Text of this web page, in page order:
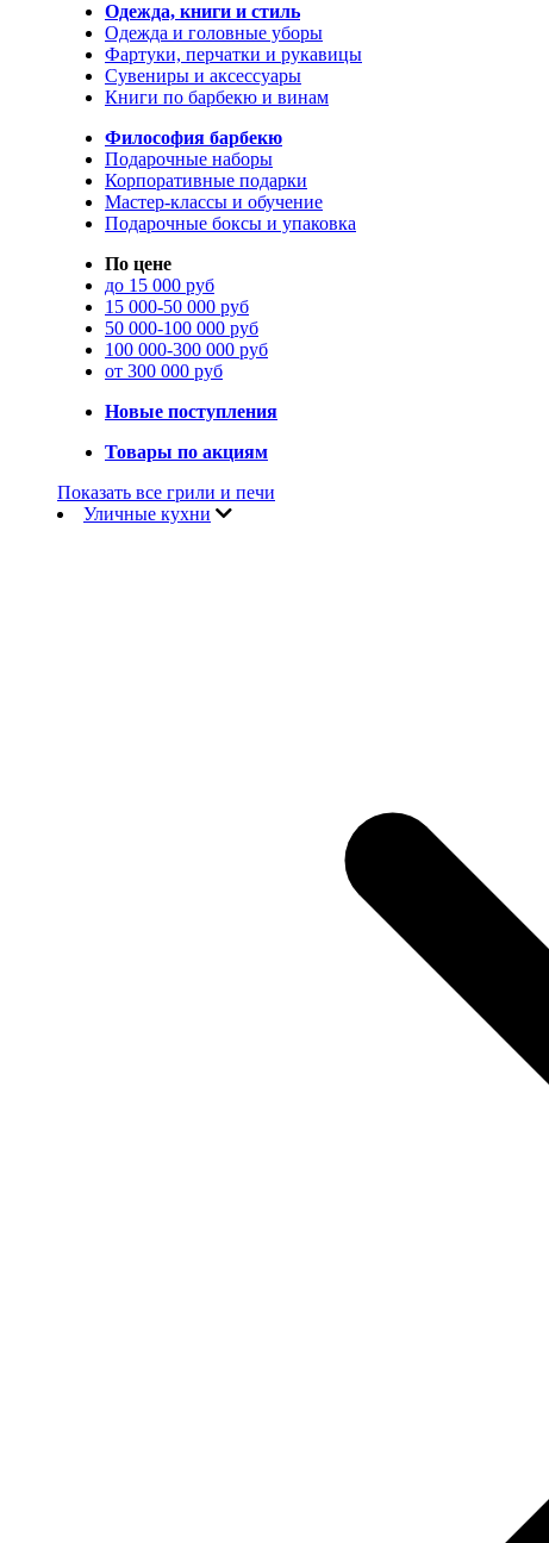
Одежда, книги и стиль
Одежда и головные уборы
Фартуки, перчатки и рукавицы
Сувениры и аксессуары
Книги по барбекю и винам
Философия барбекю
Подарочные наборы
Корпоративные подарки
Мастер-классы и обучение
Подарочные боксы и упаковка
По цене
до 15 000 руб
15 000-50 000 руб
50 000-100 000 руб
100 000-300 000 руб
от 300 000 руб
Новые поступления
Товары по акциям
Показать все грили и печи
Уличные кухни